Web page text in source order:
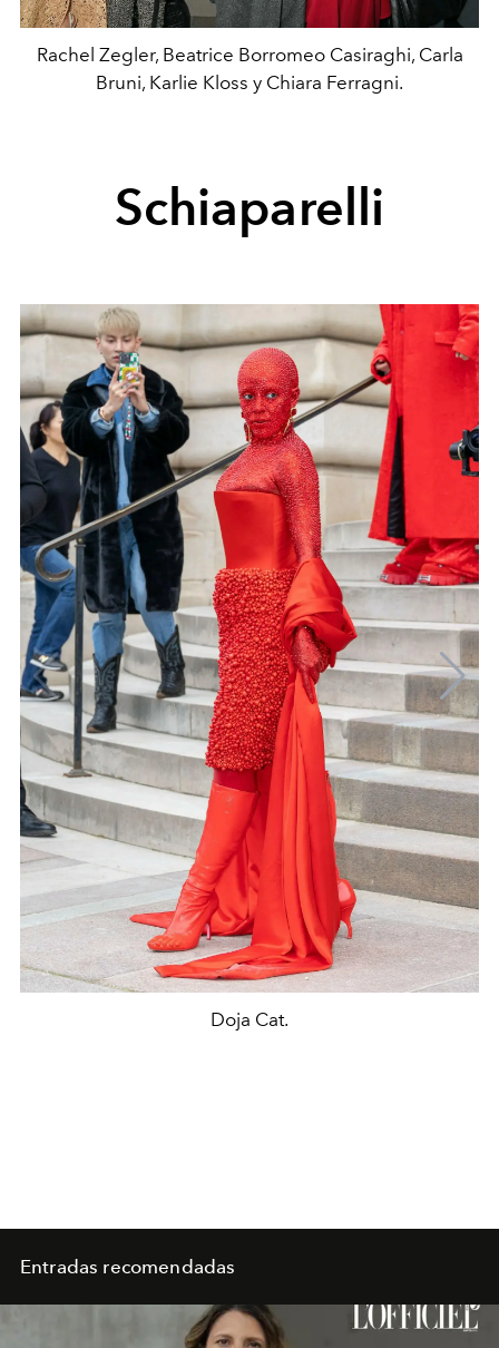
Rachel Zegler, Beatrice Borromeo Casiraghi, Carla
Bruni, Karlie Kloss y Chiara Ferragni.
Schiaparelli
Doja Cat.
Entradas recomendadas